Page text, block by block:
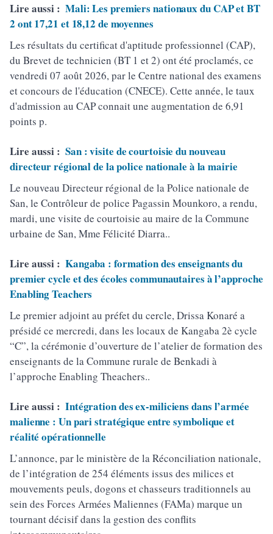
Lire aussi : Mali: Les premiers nationaux du CAP et BT
2 ont 17,21 et 18,12 de moyennes
Les résultats du certificat d'aptitude professionnel (CAP),
du Brevet de technicien (BT 1 et 2) ont été proclamés, ce
vendredi 07 août 2026, par le Centre national des examens
et concours de l'éducation (CNECE). Cette année, le taux
d'admission au CAP connait une augmentation de 6,91
points p.
Lire aussi : San : visite de courtoisie du nouveau
directeur régional de la police nationale à la mairie
Le nouveau Directeur régional de la Police nationale de
San, le Contrôleur de police Pagassin Mounkoro, a rendu,
mardi, une visite de courtoisie au maire de la Commune
urbaine de San, Mme Félicité Diarra..
Lire aussi : Kangaba : formation des enseignants du
premier cycle et des écoles communautaires à l’approche
Enabling Teachers
Le premier adjoint au préfet du cercle, Drissa Konaré a
présidé ce mercredi, dans les locaux de Kangaba 2è cycle
“C”, la cérémonie d’ouverture de l’atelier de formation des
enseignants de la Commune rurale de Benkadi à
l’approche Enabling Theachers..
Lire aussi : Intégration des ex-miliciens dans l’armée
malienne : Un pari stratégique entre symbolique et
réalité opérationnelle
L’annonce, par le ministère de la Réconciliation nationale,
de l’intégration de 254 éléments issus des milices et
mouvements peuls, dogons et chasseurs traditionnels au
sein des Forces Armées Maliennes (FAMa) marque un
tournant décisif dans la gestion des conflits